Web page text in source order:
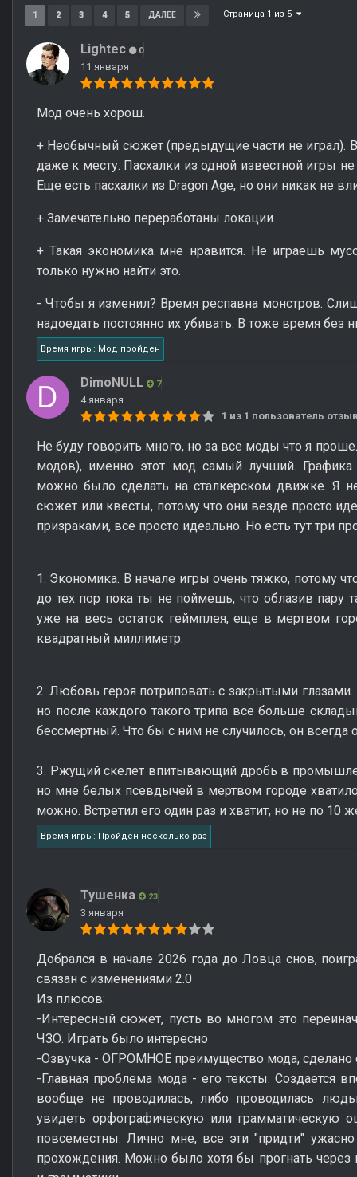
1 2 3 4 5 ДАЛЕЕ Страница 1 из 5
Lightec 0
11 января
Мод очень хорош.
+ Необычный сюжет (предыдущие части не играл).
даже к месту. Пасхалки из одной известной игры
Еще есть пасхалки из Dragon Age, но они никак не
+ Замечательно переработаны локации.
+ Такая экономика мне нравится. Не играешь
только нужно найти это.
- Чтобы я изменил? Время респавна монстров.
надоедать постоянно их убивать. В тоже время без
Время игры: Мод пройден
DimoNULL 7
4 января
1 из 1 пользователь
Не буду говорить много, но за все моды что я
модов), именно этот мод самый лучший.
можно было сделать на сталкерском движке. Я
сюжет или квесты, потому что они везде просто
призраками, все просто идеально. Но есть тут три
1. Экономика. В начале игры очень тяжко, потому
до тех пор пока ты не поймешь, что облазив пару
уже на весь остаток геймплея, еще в мертвом
квадратный миллиметр.
2. Любовь героя потриповать с закрытыми глазами.
но после каждого такого трипа все больше
бессмертный. Что бы с ним не случилось, он всегда
3. Ржущий скелет впитывающий дробь в
но мне белых псевдычей в мертвом городе
можно. Встретил его один раз и хватит, но не по 10
Время игры: Пройден несколько раз
Тушенка 23
3 января
Добрался в начале 2026 года до Ловца снов,
связан с изменениями 2.0
Из плюсов:
-Интересный сюжет, пусть во многом это
ЧЗО. Играть было интересно
-Озвучка - ОГРОМНОЕ преимущество мода, сделано
-Главная проблема мода - его тексты. Создается
вообще не проводилась, либо проводилась
увидеть орфографическую или грамматическую
повсеместны. Лично мне, все эти "придти"
прохождения. Можно было хотя бы прогнать